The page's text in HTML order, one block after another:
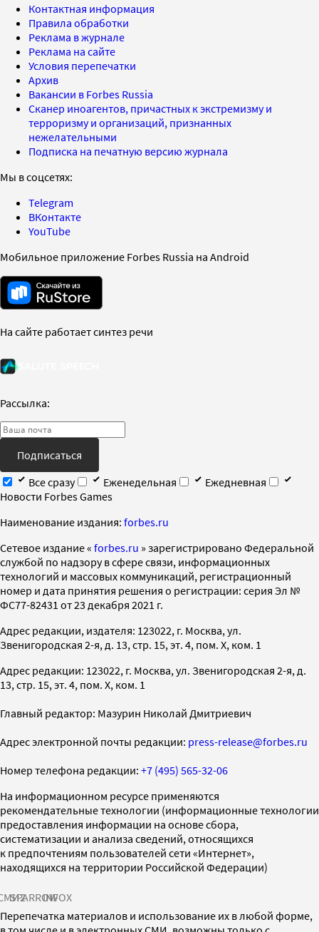
Контактная информация
Правила обработки
Реклама в журнале
Реклама на сайте
Условия перепечатки
Архив
Вакансии в Forbes Russia
Сканер иноагентов, причастных к экстремизму и
терроризму и организаций, признанных
нежелательными
Подписка на печатную версию журнала
Мы в соцсетях:
Telegram
ВКонтакте
YouTube
Мобильное приложение Forbes Russia на Android
На сайте работает синтез речи
Рассылка:
Подписаться
Все сразу
Еженедельная
Ежедневная
Новости Forbes Games
Наименование издания: forbes.ru
Cетевое издание « forbes.ru » зарегистрировано Федеральной
службой по надзору в сфере связи, информационных
технологий и массовых коммуникаций, регистрационный
номер и дата принятия решения о регистрации: серия Эл №
ФС77-82431 от 23 декабря 2021 г.
Адрес редакции, издателя: 123022, г. Москва, ул.
Звенигородская 2-я, д. 13, стр. 15, эт. 4, пом. X, ком. 1
Адрес редакции: 123022, г. Москва, ул. Звенигородская 2-я, д.
13, стр. 15, эт. 4, пом. X, ком. 1
Главный редактор: Мазурин Николай Дмитриевич
Адрес электронной почты редакции: press-release@forbes.ru
Номер телефона редакции: +7 (495) 565-32-06
На информационном ресурсе применяются
рекомендательные технологии (информационные технологии
предоставления информации на основе сбора,
систематизации и анализа сведений, относящихся
к предпочтениям пользователей сети «Интернет»,
находящихся на территории Российской Федерации)
SPARROWINFOX
Перепечатка материалов и использование их в любой форме,